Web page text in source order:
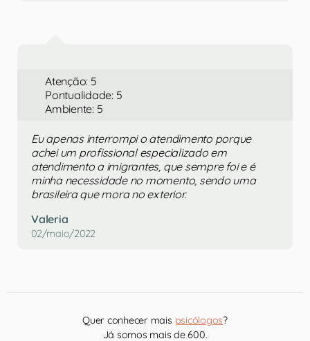
Atenção: 5
Pontualidade: 5
Ambiente: 5
Eu apenas interrompi o atendimento porque
achei um profissional especializado em
atendimento a imigrantes, que sempre foi e é
minha necessidade no momento, sendo uma
brasileira que mora no exterior.
Valeria
02/maio/2022
Quer conhecer mais psicólogos?
Já somos mais de 600.